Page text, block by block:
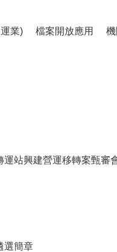
業) 檔案開放應用
運站興建營運移轉案甄審
選簡章